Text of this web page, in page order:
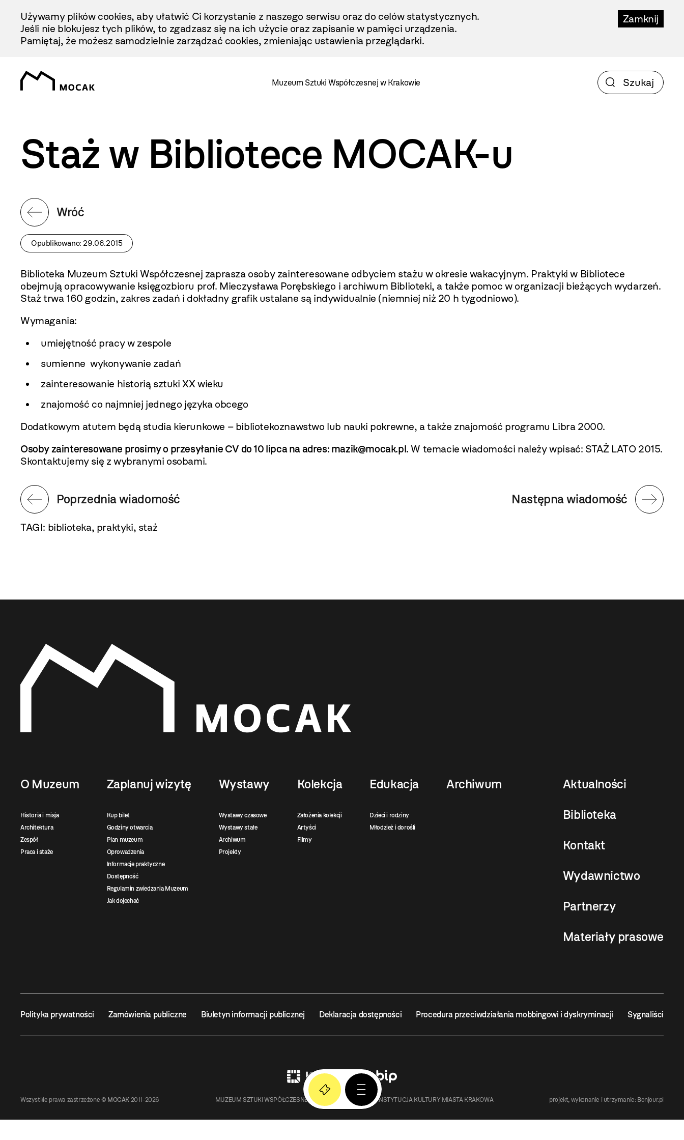
Treści
Zamknij
Używamy plików cookies, aby ułatwić Ci korzystanie z naszego serwisu oraz do celów statystycznych.
Jeśli nie blokujesz tych plików, to zgadzasz się na ich użycie oraz zapisanie w pamięci urządzenia.
Pamiętaj, że możesz samodzielnie zarządzać cookies, zmieniając ustawienia przeglądarki.
Muzeum Sztuki Współczesnej w Krakowie
Staż w Bibliotece MOCAK-u
Wróć
Opublikowano: 29.06.2015
Biblioteka Muzeum Sztuki Współczesnej zaprasza osoby zainteresowane odbyciem stażu w okresie wakacyjnym. Praktyki w Bibliotece
obejmują opracowywanie księgozbioru prof. Mieczysława Porębskiego i archiwum Biblioteki, a także pomoc w organizacji bieżących wydarzeń.
Staż trwa 160 godzin, zakres zadań i dokładny grafik ustalane są indywidualnie (niemniej niż 20 h tygodniowo).
Wymagania:
umiejętność pracy w zespole
sumienne wykonywanie zadań
zainteresowanie historią sztuki XX wieku
znajomość co najmniej jednego języka obcego
Dodatkowym atutem będą studia kierunkowe – bibliotekoznawstwo lub nauki pokrewne, a także znajomość programu Libra 2000.
Osoby zainteresowane prosimy o przesyłanie CV do 10 lipca na adres: mazik@mocak.pl. W temacie wiadomości należy wpisać: STAŻ LATO 2015.
Skontaktujemy się z wybranymi osobami.
Następna wiadomość
Poprzednia wiadomość
TAGI: biblioteka, praktyki, staż
O Muzeum
Historia i misja
Architektura
Zespół
Praca i staże
Zaplanuj wizytę
Kup bilet
Godziny otwarcia
Plan muzeum
Oprowadzenia
Informacje praktyczne
Dostępność
Regulamin zwiedzania Muzeum
Jak dojechać
Wystawy
Wystawy czasowe
Wystawy stałe
Archiwum
Projekty
Kolekcja
Założenia kolekcji
Artyści
Filmy
Edukacja
Dzieci i rodziny
Młodzież i dorośli
Archiwum Aktualności
Biblioteka
Kontakt
Wydawnictwo
Partnerzy
Materiały prasowe
Polityka prywatności Zamówienia publiczne Biuletyn informacji publicznej Deklaracja dostępności Procedura przeciwdziałania mobbingowi i dyskryminacji Sygnaliści
Wszystkie prawa zastrzeżone © MOCAK 2011-2026 MUZEUM SZTUKI WSPÓŁCZESNEJ W KRAKOWIE MOCAK – INSTYTUCJA KULTURY MIASTA KRAKOWA projekt, wykonanie i utrzymanie: Bonjour.pl